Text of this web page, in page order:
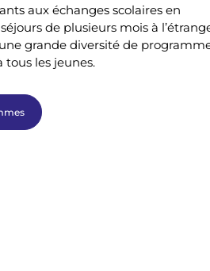
aux échanges scolaires en
de plusieurs mois à
grande diversité de
tous les jeunes.